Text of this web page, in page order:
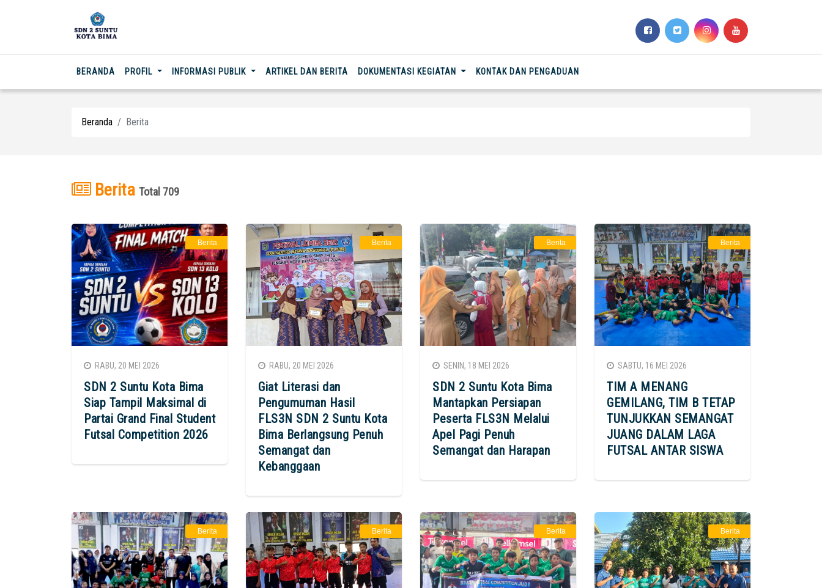
BERANDA (CURRENT)
PROFIL INFORMASI PUBLIK ARTIKEL DAN BERITA DOKUMENTASI KEGIATAN KONTAK DAN PENGADUAN
Beranda Berita
Berita Total 709
Berita
RABU, 20 MEI 2026
SDN 2 Suntu Kota Bima
Siap Tampil Maksimal di
Partai Grand Final Student
Futsal Competition 2026
Berita
RABU, 20 MEI 2026
Giat Literasi dan
Pengumuman Hasil
FLS3N SDN 2 Suntu Kota
Bima Berlangsung Penuh
Semangat dan
Kebanggaan
Berita
SENIN, 18 MEI 2026
SDN 2 Suntu Kota Bima
Mantapkan Persiapan
Peserta FLS3N Melalui
Apel Pagi Penuh
Semangat dan Harapan
Berita
SABTU, 16 MEI 2026
TIM A MENANG
GEMILANG, TIM B TETAP
TUNJUKKAN SEMANGAT
JUANG DALAM LAGA
FUTSAL ANTAR SISWA
Berita Berita Berita Berita